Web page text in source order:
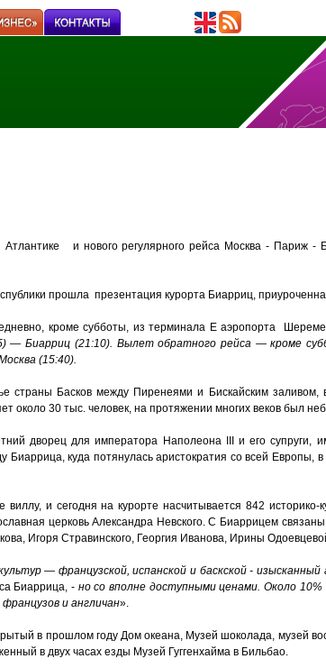
Атлантике и нового регулярного рейса Москва - Париж -
прошла презентация курорта Биарриц,
кроме субботы, из терминала Е аэропорта
— Биарриц (21:10). Вылет обратного рейса — кроме
(15:40).
страны Басков между Пиренеями и Бискайским заливом,
около 30 тыс. человек, на протяжении многих веков был
дворец для императора Наполеона III и его супруги,
куда потянулась аристократия со всей Европы,
и сегодня на курорте насчитывается 842 историко-
церковь Александра Невского. С Биаррицем
Игоря Стравинского, Георгия Иванова, Ирины
— французской, испанской и баскской - изысканный
Биаррица, - но со вполне доступными ценами. Около
и англичан».
в прошлом году Дом океана, Музей шоколада, музей
в двух часах езды Музей Гуггенхайма в Бильбао.